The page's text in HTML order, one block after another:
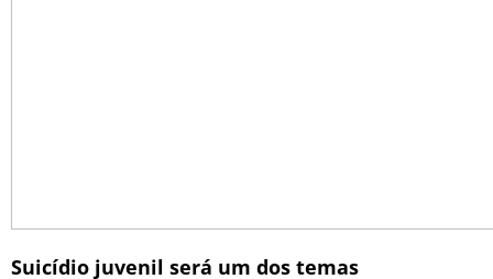
Suicídio juvenil será um dos temas